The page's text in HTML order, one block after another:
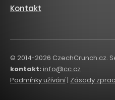
Kontakt
© 2014-2026 CzechCrunch.cz.
kontakt:info@cc.cz
Podmínky užívání| Zásady